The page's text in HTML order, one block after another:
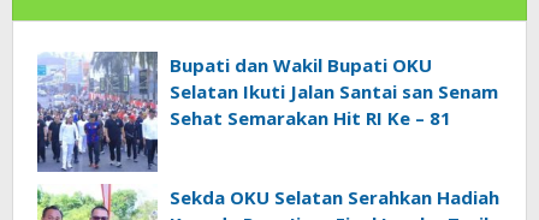
Bupati dan Wakil Bupati OKU
Selatan Ikuti Jalan Santai san Senam
Sehat Semarakan Hit RI Ke – 81
Sekda OKU Selatan Serahkan Hadiah